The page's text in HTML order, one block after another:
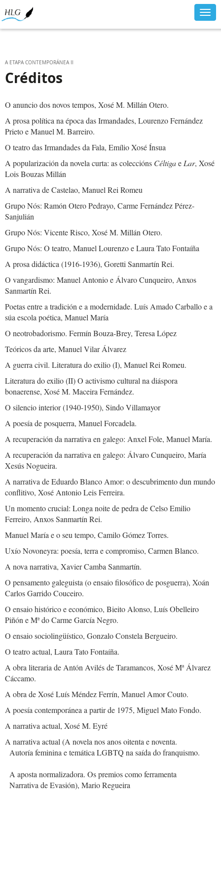
A ETAPA CONTEMPORÁNEA II
Créditos
O anuncio dos novos tempos, Xosé M. Millán Otero.
A prosa política na época das Irmandades, Lourenzo Fernández
Prieto e Manuel M. Barreiro.
O teatro das Irmandades da Fala, Emílio Xosé Ínsua
A popularización da novela curta: as coleccións Céltigae Lar, Xosé
Lois Bouzas Millán
A narrativa de Castelao, Manuel Rei Romeu
Grupo Nós: Ramón Otero Pedrayo, Carme Fernández Pérez-
Sanjulián
Grupo Nós: Vicente Risco, Xosé M. Millán Otero.
Grupo Nós: O teatro, Manuel Lourenzo e Laura Tato Fontaíña
A prosa didáctica (1916-1936), Goretti Sanmartín Rei.
O vangardismo: Manuel Antonio e Álvaro Cunqueiro, Anxos
Sanmartín Rei.
Poetas entre a tradición e a modernidade. Luís Amado Carballo e a
súa escola poética, Manuel María
O neotrobadorismo. Fermín Bouza-Brey, Teresa López
Teóricos da arte, Manuel Vilar Álvarez
A guerra civil. Literatura do exilio (I), Manuel Rei Romeu.
Literatura do exilio (II) O activismo cultural na diáspora
bonaerense, Xosé M. Maceira Fernández.
O silencio interior (1940-1950), Sindo Villamayor
A poesía de posquerra, Manuel Forcadela.
A recuperación da narrativa en galego: Anxel Fole, Manuel María.
A recuperación da narrativa en galego: Álvaro Cunqueiro, María
Xesús Nogueira.
A narrativa de Eduardo Blanco Amor: o descubrimento dun mundo
conflitivo, Xosé Antonio Leis Ferreira.
Un momento crucial: Longa noite de pedra de Celso Emilio
Ferreiro, Anxos Sanmartín Rei.
Manuel María e o seu tempo, Camilo Gómez Torres.
Uxío Novoneyra: poesía, terra e compromiso, Carmen Blanco.
A nova narrativa, Xavier Camba Sanmartín.
O pensamento galeguista (o ensaio filosófico de posguerra), Xoán
Carlos Garrido Couceiro.
O ensaio histórico e económico, Bieito Alonso, Luís Obelleiro
Piñón e Mª do Carme García Negro.
O ensaio sociolingüístico, Gonzalo Constela Bergueiro.
O teatro actual, Laura Tato Fontaíña.
A obra literaria de Antón Avilés de Taramancos, Xosé Mª Álvarez
Cáccamo.
A obra de Xosé Luís Méndez Ferrín, Manuel Amor Couto.
A poesía contemporánea a partir de 1975, Miguel Mato Fondo.
A narrativa actual, Xosé M. Eyré
A narrativa actual (A novela nos anos oitenta e noventa.
Autoría feminina e temática LGBTQ na saída do franquismo.
A aposta normalizadora. Os premios como ferramenta
Narrativa de Evasión), Mario Regueira